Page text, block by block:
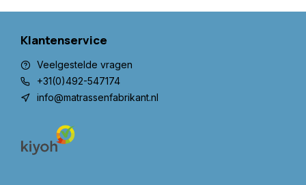
Klantenservice
Veelgestelde vragen
+31(0)492-547174
info@matrassenfabrikant.nl